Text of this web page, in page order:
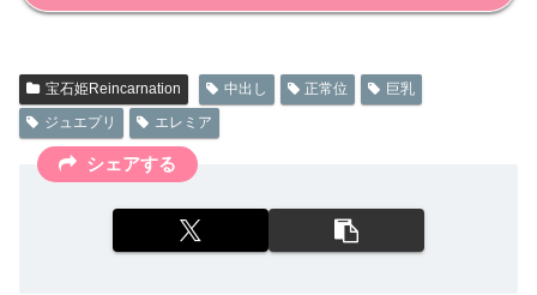
宝石姫Reincarnation 中出し 正常位
巨乳
ジュエプリ
エレミア
シェアする